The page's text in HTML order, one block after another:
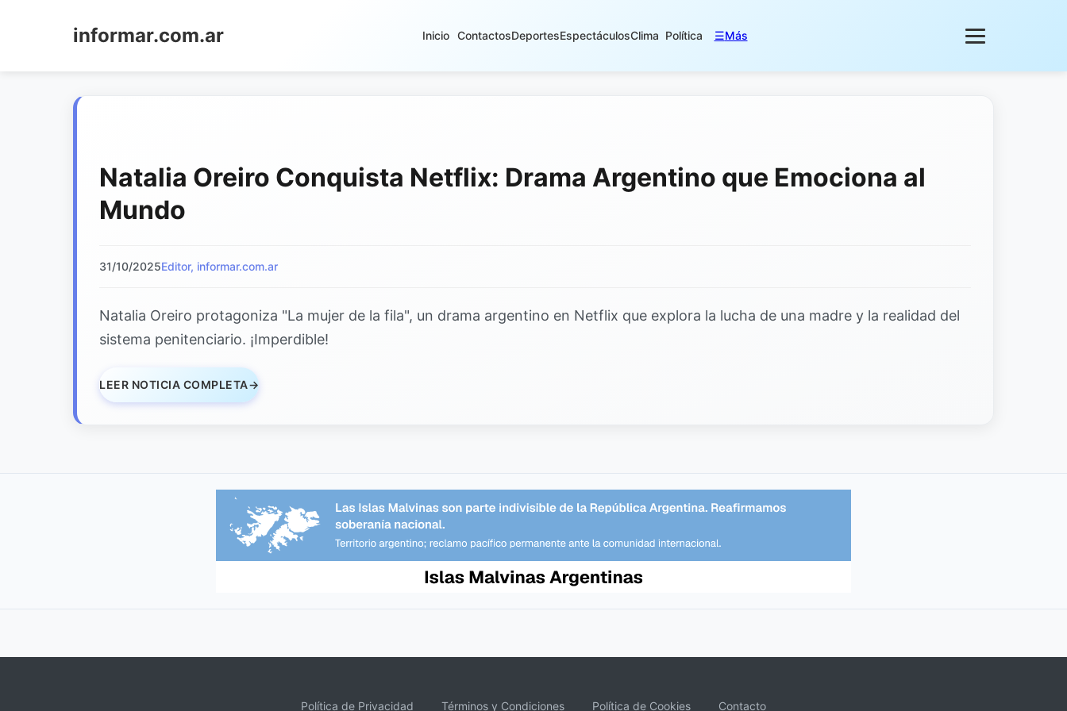
informar.com.ar Inicio ContactosDeportesEspectáculosClima Política ☰Más
Natalia Oreiro Conquista Netflix: Drama Argentino que Emociona al
Mundo
31/10/2025Editor, informar.com.ar
Natalia Oreiro protagoniza "La mujer de la fila", un drama argentino en Netflix que explora la lucha de una madre y la realidad del
sistema penitenciario. ¡Imperdible!
LEER NOTICIA COMPLETA→
Política de Privacidad Términos y Condiciones Política de Cookies Contacto